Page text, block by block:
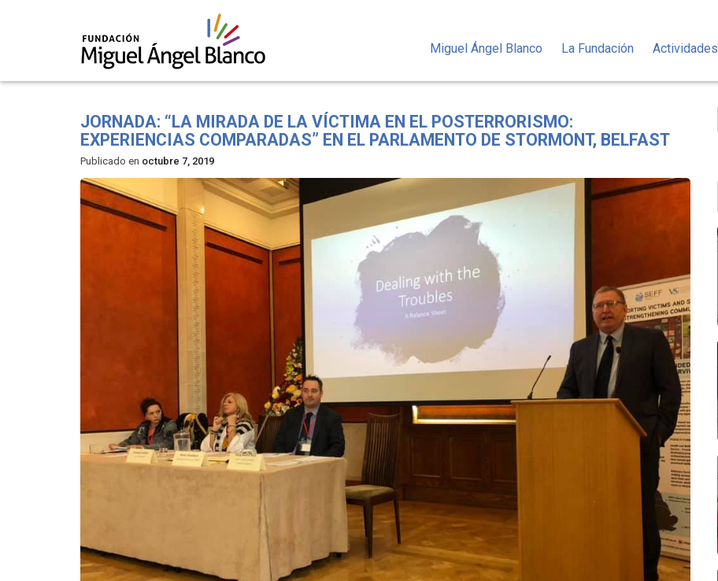
Miguel Ángel Blanco La Fundación Actividades
JORNADA: “LA MIRADA DE LA VÍCTIMA EN EL POSTERRORISMO:
EXPERIENCIAS COMPARADAS” EN EL PARLAMENTO DE STORMONT, BELFAST
Publicado en octubre 7, 2019